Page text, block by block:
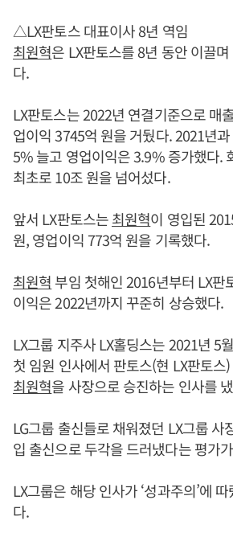
△LX판토스 대표이사 8년 역임
최원혁은 LX판토스를 8년 동안 이끌
다.
LX판토스는 2022년 연결기준으로 매
업이익 3745억 원을 거뒀다. 2021년
5% 늘고 영업이익은 3.9% 증가했다.
최초로 10조 원을 넘어섰다.
앞서 LX판토스는최원혁이 영입된
원, 영업이익 773억 원을 기록했다.
최원혁부임 첫해인 2016년부터 LX판
이익은 2022년까지 꾸준히 상승했다.
LX그룹 지주사 LX홀딩스는 2021년 5
첫 임원 인사에서 판토스(현 LX판토스
최원혁을 사장으로 승진하는 인사를
LG그룹 출신들로 채워졌던 LX그룹 사
입 출신으로 두각을 드러냈다는 평가
LX그룹은 해당 인사가 ‘성과주의’에
다.